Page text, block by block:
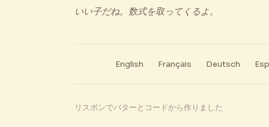
いい子だね。数式を取ってくるよ。
English Français Deutsch
リスボンでバターとコードから作りました